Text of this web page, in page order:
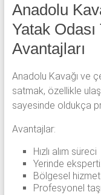
Anadolu
Yatak Odası
Avantajları
Anadolu Kavağı ve
satmak, özellikle
sayesinde oldukça
Avantajlar:
Hızlı alım süreci
Yerinde
Bölgesel
Profesyonel